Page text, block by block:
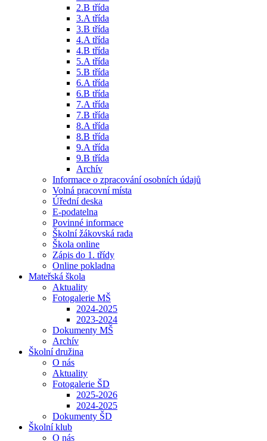
2.B třída
3.A třída
3.B třída
4.A třída
4.B třída
5.A třída
5.B třída
6.A třída
6.B třída
7.A třída
7.B třída
8.A třída
8.B třída
9.A třída
9.B třída
Archív
Informace o zpracování osobních údajů
Volná pracovní místa
Úřední deska
E-podatelna
Povinné informace
Školní žákovská rada
Škola online
Zápis do 1. třídy
Online pokladna
Mateřská škola
Aktuality
Fotogalerie MŠ
2024-2025
2023-2024
Dokumenty MŠ
Archív
Školní družina
O nás
Aktuality
Fotogalerie ŠD
2025-2026
2024-2025
Dokumenty ŠD
Školní klub
O nás